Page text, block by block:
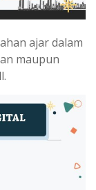
ajar dalam
maupun